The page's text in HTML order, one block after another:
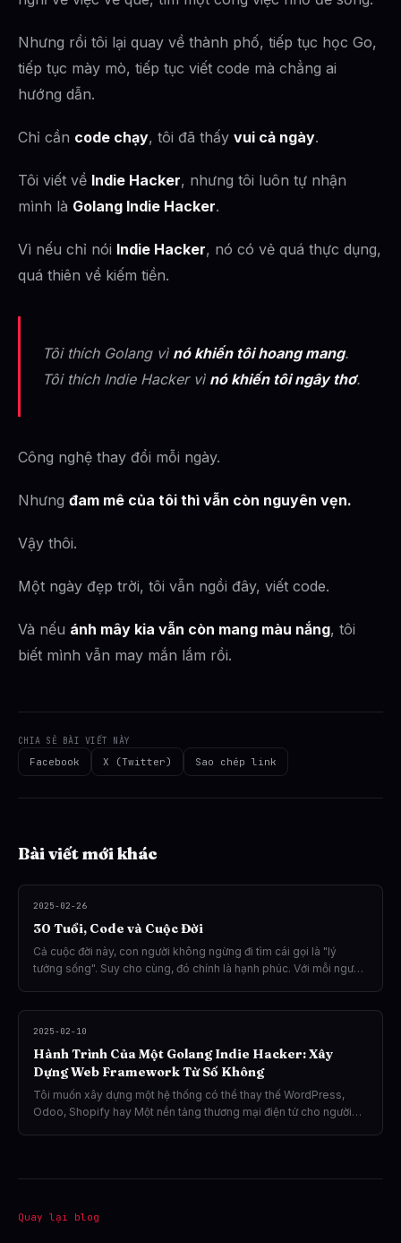
Nhưng rồi tôi lại quay về thành phố, tiếp tục học Go,
tiếp tục mày mò, tiếp tục viết code mà chẳng ai
hướng dẫn.
Chỉ cần code chạy, tôi đã thấy vui cả ngày.
Tôi viết về Indie Hacker, nhưng tôi luôn tự nhận
mình là Golang Indie Hacker.
Vì nếu chỉ nói Indie Hacker, nó có vẻ quá thực dụng,
quá thiên về kiếm tiền.
Tôi thích Golang vì nó khiến tôi hoang mang.
Tôi thích Indie Hacker vì nó khiến tôi ngây thơ.
Công nghệ thay đổi mỗi ngày.
Nhưng đam mê của tôi thì vẫn còn nguyên vẹn.
Vậy thôi.
Một ngày đẹp trời, tôi vẫn ngồi đây, viết code.
Và nếu ánh mây kia vẫn còn mang màu nắng, tôi
biết mình vẫn may mắn lắm rồi.
CHIA SẺ BÀI VIẾT NÀY
Facebook X (Twitter) Sao chép link
Bài viết mới khác
2025-02-26
30 Tuổi, Code và Cuộc Đời
Cả cuộc đời này, con người không ngừng đi tìm cái gọi là "lý
tưởng sống". Suy cho cùng, đó chính là hạnh phúc. Với mỗi người,
2025-02-10
Hành Trình Của Một Golang Indie Hacker: Xây
Dựng Web Framework Từ Số Không
Tôi muốn xây dựng một hệ thống có thể thay thế WordPress,
Odoo, Shopify hay Một nền tảng thương mại điện tử cho người
Quay lại blog